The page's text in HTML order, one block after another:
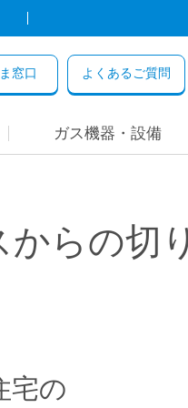
窓口 よくあるご質問
ガス機器・設備
らの切
宅の